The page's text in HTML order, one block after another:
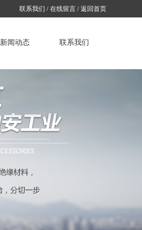
联系我们 / 在线留言 / 返回首页
新闻动态 联系我们